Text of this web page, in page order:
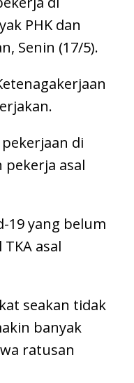
PHK dan
Senin (17/5).
di
pekerja asal
19 yang belum
asal
seakan tidak
banyak
ratusan